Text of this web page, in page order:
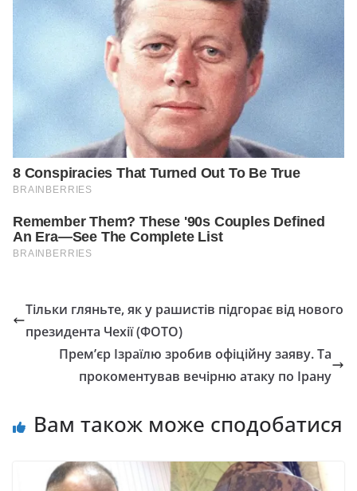
Тільки гляньте, як у рашистів підгорає від нового
президента Чехії (ФОТО)
Прем’єр Ізраїлю зробив офіційну заяву. Та
прокоментував вечірню атаку по Ірану
Вам також може сподобатися